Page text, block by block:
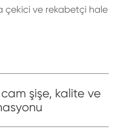
çekici ve rekabetçi hale
şişe, kalite ve